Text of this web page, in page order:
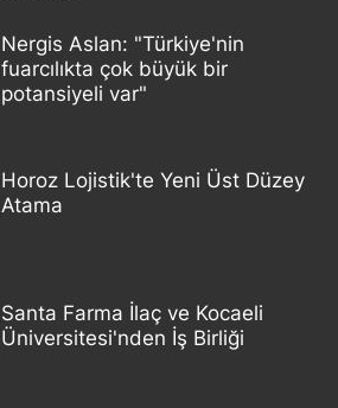
Nergis Aslan: "Türkiye'nin
fuarcılıkta çok büyük bir
potansiyeli var"
Horoz Lojistik'te Yeni Üst Düzey
Atama
Santa Farma İlaç ve Kocaeli
Üniversitesi'nden İş Birliği